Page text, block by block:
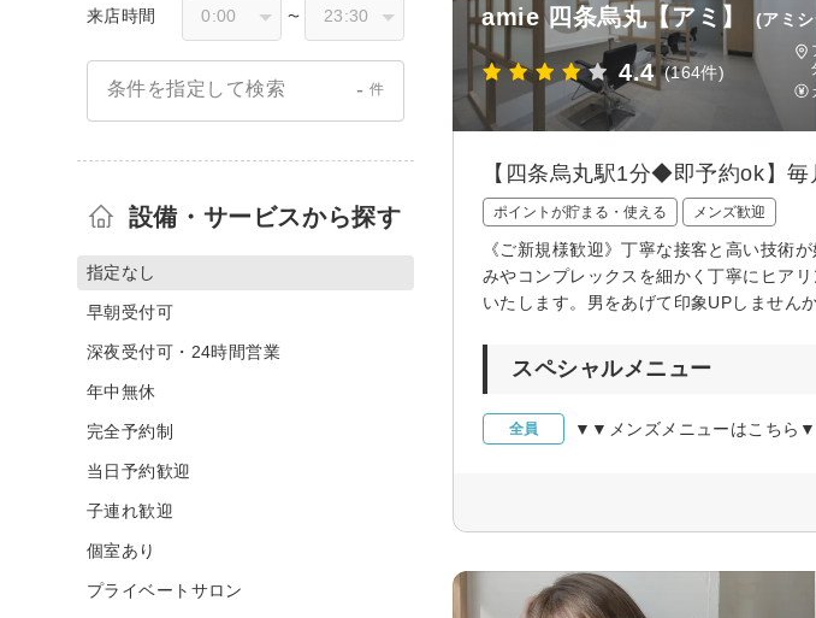
amie 四条烏丸【アミ】 (アミ
4.4 (164件)
【四条烏丸駅1分◆即予約ok】
ポイントが貯まる・使える メンズ歓迎
《ご新規様歓迎》丁寧な接客と高い技術
みやコンプレックスを細かく丁寧にヒア
いたします。男をあげて印象UPしません
スペシャルメニュー
全員 ▼▼メンズメニューはこちら
来店時間 〜
条件を指定して検索 - 件
設備・サービスから探す
指定なし
早朝受付可
深夜受付可・24時間営業
年中無休
完全予約制
当日予約歓迎
子連れ歓迎
個室あり
プライベートサロン